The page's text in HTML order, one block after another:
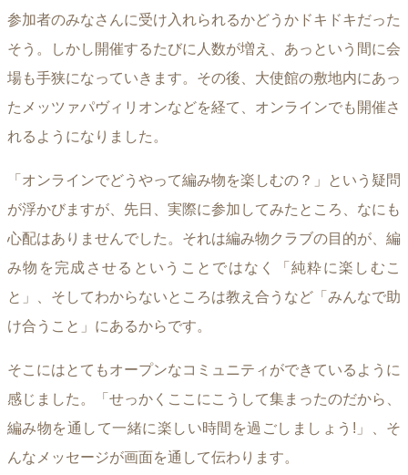
参加者のみなさんに受け入れられるかどうかドキドキだった
そう。しかし開催するたびに人数が増え、あっという間に会
場も手狭になっていきます。その後、大使館の敷地内にあっ
たメッツァパヴィリオンなどを経て、オンラインでも開催さ
れるようになりました。
「オンラインでどうやって編み物を楽しむの？」という疑問
が浮かびますが、先日、実際に参加してみたところ、なにも
心配はありませんでした。それは編み物クラブの目的が、編
み物を完成させるということではなく「純粋に楽しむこ
と」、そしてわからないところは教え合うなど「みんなで助
け合うこと」にあるからです。
そこにはとてもオープンなコミュニティができているように
感じました。「せっかくここにこうして集まったのだから、
編み物を通して一緒に楽しい時間を過ごしましょう!」、そ
んなメッセージが画面を通して伝わります。